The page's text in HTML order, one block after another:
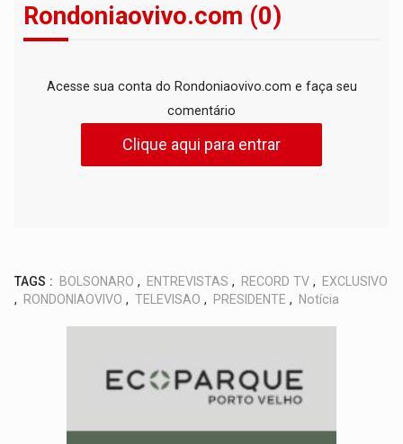
Rondoniaovivo.com (0)
Acesse sua conta do Rondoniaovivo.com e faça seu
comentário
Clique aqui para entrar
TAGS : BOLSONARO , ENTREVISTAS , RECORD TV , EXCLUSIVO
, RONDONIAOVIVO , TELEVISAO , PRESIDENTE , Notícia